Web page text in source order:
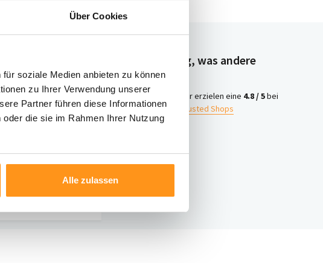
Über Cookies
soziale Medien anbieten zu können
zu Ihrer Verwendung unserer
Partner führen diese Informationen
die sie im Rahmen Ihrer Nutzung
Alle zulassen
chatten
Kontakt
Neugierig, was andere
denken?
4.8 /
5
Wir erzielen eine 4.8 / 5bei
Trusted Shops